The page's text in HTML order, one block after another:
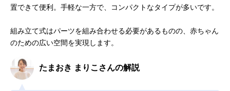
置できて便利。手軽な一方で、コンパクトなタイプが多いです。
組み立て式はパーツを組み合わせる必要があるものの、赤ちゃん
のための広い空間を実現します。
たまおき まりこさんの解説